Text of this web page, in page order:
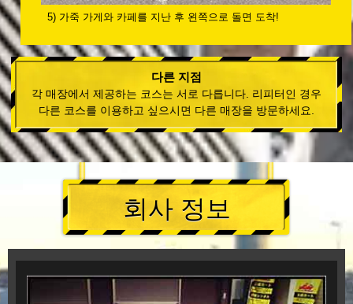
5) 가죽 가게와 카페를 지난 후 왼쪽으로 돌면 도착!
다른 지점
각 매장에서 제공하는 코스는 서로 다릅니다. 리피터인 경우
다른 코스를 이용하고 싶으시면 다른 매장을 방문하세요.
회사 정보